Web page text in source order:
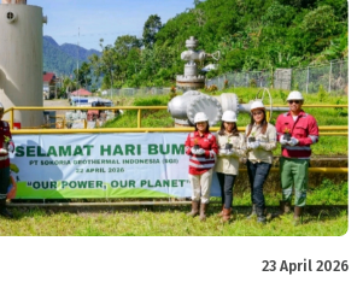
Desa Purba Baru kecamatan Lembah
Mandailing Natal (Madina), Rabu
23 April 2026